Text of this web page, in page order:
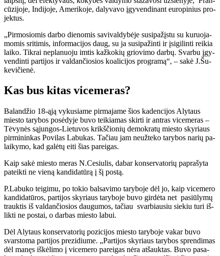
cū­zi­jo­je, In­di­jo­je, Ame­ri­ko­je, da­ly­va­vo įgy­ven­di­nant eu­ro­pi­nius pro­
jek­tus.
„Pir­mo­sio­mis dar­bo die­no­mis sa­vi­val­dy­bė­je su­si­pa­žįs­tu su ku­ruo­ja­
mo­mis sri­ti­mis, in­for­ma­ci­jos daug, su ja su­si­pa­žin­ti ir įsi­gi­lin­ti rei­kia
lai­ko. Tik­rai ne­pla­nuo­ju im­tis kaž­ko­kių grio­vi­mo dar­bų. Svar­bu įgy­
ven­din­ti par­ti­jos ir val­dan­čio­sios ko­a­li­ci­jos pro­gra­mą“, – sa­kė J.Šu­
ke­vi­čie­nė.
Kas bus ki­tas vi­ce­me­ras?
Ba­lan­džio 18-ąją vy­ku­sia­me pir­ma­ja­me šios ka­den­ci­jos Aly­taus
mies­to ta­ry­bos po­sė­dy­je bu­vo tei­kia­mas skir­ti ir ant­ras vi­ce­me­ras –
Tė­vy­nės są­jun­gos-Lie­tu­vos krikš­čio­nių de­mok­ra­tų mies­to sky­riaus
pir­mi­nin­kas Po­vi­las La­bu­kas. Ta­čiau jam ne­už­te­ko ta­ry­bos na­rių pa­
lai­ky­mo, kad ga­lė­tų ei­ti šias pa­rei­gas.
Kaip sa­kė mies­to me­ras N.Ce­siu­lis, da­bar kon­ser­va­to­rių pa­pra­šy­ta
pa­teik­ti ne vie­ną kan­di­da­tū­rą į šį pos­tą.
P.La­bu­ko tei­gi­mu, po to­kio bal­sa­vi­mo ta­ry­bo­je dėl jo, kaip vi­ce­me­ro
kan­di­da­tū­ros, par­ti­jos sky­riaus ta­ry­bo­je bu­vo girdėta net pa­siū­ly­mų
trauk­tis iš val­dan­čio­sios dau­gu­mos, ta­čiau svar­biau­siu sie­kiu tu­ri iš­
lik­ti ne pos­tai, o dar­bas mies­to la­bui.
Dėl Aly­taus kon­ser­va­to­rių po­zi­ci­jos mies­to ta­ry­bo­je va­kar bu­vo
svars­to­ma par­ti­jos pre­zi­diu­me. „Par­ti­jos sky­riaus ta­ry­bos spren­di­mas
dėl ma­nęs iš­kė­li­mo į vi­ce­me­ro pa­rei­gas nė­ra at­šauk­tas. Bu­vo pa­sa­